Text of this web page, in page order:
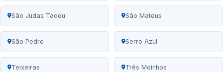
São Judas Tadeu São Mateus
São Pedro Serro Azul
Teixeiras Três Moinhos